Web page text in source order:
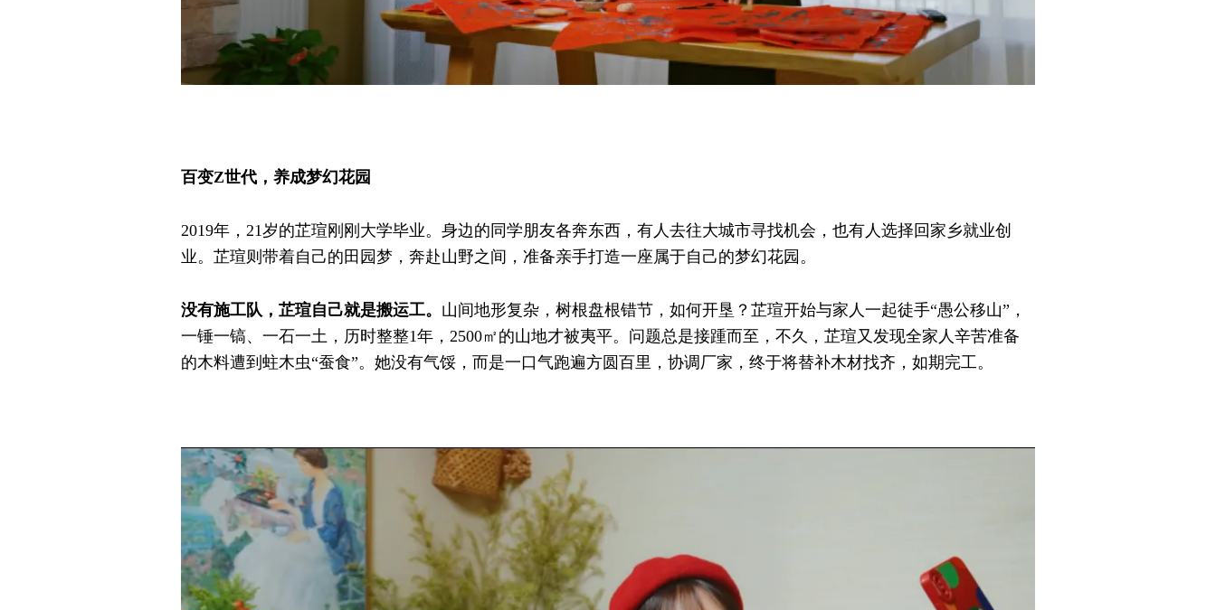
百变Z世代，养成梦幻花园
2019年，21岁的芷瑄刚刚大学毕业。身边的同学朋友各奔东西，有人去往大城市寻找机会，也有人选择回家乡就业创
业。芷瑄则带着自己的田园梦，奔赴山野之间，准备亲手打造一座属于自己的梦幻花园。
没有施工队，芷瑄自己就是搬运工。 山间地形复杂，树根盘根错节，如何开垦？芷瑄开始与家人一起徒手“愚公移山”，
一锤一镐、一石一土，历时整整1年，2500㎡的山地才被夷平。问题总是接踵而至，不久，芷瑄又发现全家人辛苦准备
的木料遭到蛀木虫“蚕食”。她没有气馁，而是一口气跑遍方圆百里，协调厂家，终于将替补木材找齐，如期完工。